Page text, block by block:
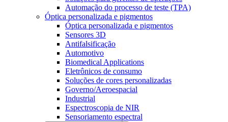
Automação do processo de teste (TPA)
Óptica personalizada e pigmentos
Óptica personalizada e pigmentos
Sensores 3D
Antifalsificação
Automotivo
Biomedical Applications
Eletrônicos de consumo
Soluções de cores personalizadas
Governo/Aeroespacial
Industrial
Espectroscopia de NIR
Sensoriamento espectral